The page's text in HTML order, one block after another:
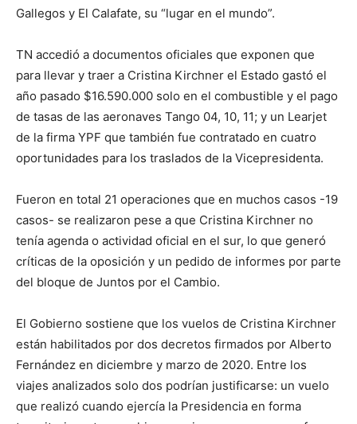
se
ve…
Gallegos y El Calafate, su “lugar en el mundo”.
TN accedió a documentos oficiales que exponen que
para llevar y traer a Cristina Kirchner el Estado gastó el
año pasado $16.590.000 solo en el combustible y el pago
de tasas de las aeronaves Tango 04, 10, 11; y un Learjet
de la firma YPF que también fue contratado en cuatro
oportunidades para los traslados de la Vicepresidenta.
Fueron en total 21 operaciones que en muchos casos -19
casos- se realizaron pese a que Cristina Kirchner no
tenía agenda o actividad oficial en el sur, lo que generó
críticas de la oposición y un pedido de informes por parte
del bloque de Juntos por el Cambio.
El Gobierno sostiene que los vuelos de Cristina Kirchner
están habilitados por dos decretos firmados por Alberto
Fernández en diciembre y marzo de 2020. Entre los
viajes analizados solo dos podrían justificarse: un vuelo
que realizó cuando ejercía la Presidencia en forma